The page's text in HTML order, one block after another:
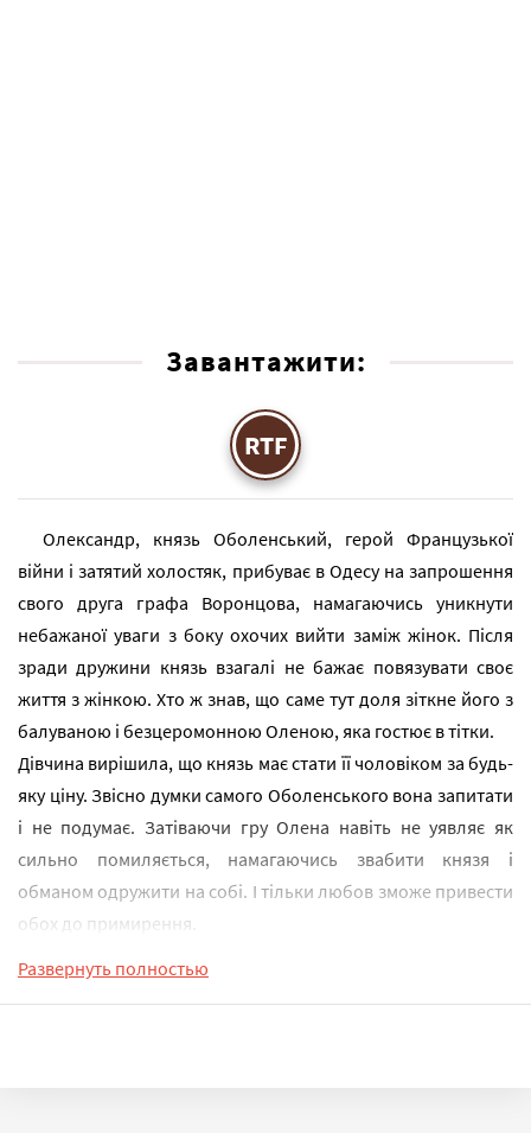
Завантажити:
RTF
Олександр, князь Оболенський, герой Французької
війни і затятий холостяк, прибуває в Одесу на запрошення
свого друга графа Воронцова, намагаючись уникнути
небажаної уваги з боку охочих вийти заміж жінок. Після
зради дружини князь взагалі не бажає повязувати своє
життя з жінкою. Хто ж знав, що саме тут доля зіткне його з
балуваною і безцеромонною Оленою, яка гостює в тітки.
Дівчина вирішила, що князь має стати її чоловіком за будь-
яку ціну. Звісно думки самого Оболенського вона запитати
і не подумає. Затіваючи гру Олена навіть не уявляє як
сильно помиляється, намагаючись звабити князя і
обманом одружити на собі. І тільки любов зможе привести
обох до примирення.
Развернуть полностью